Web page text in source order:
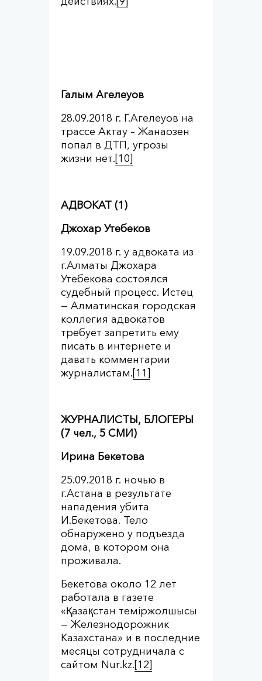
Галым Агелеуов
28.09.2018 г. Г.Агелеуов на
трассе Актау – Жанаозен
попал в ДТП, угрозы
жизни нет.[10]
АДВОКАТ (1)
Джохар Утебеков
19.09.2018 г. у адвоката из
г.Алматы Джохара
Утебекова состоялся
судебный процесс. Истец
— Алматинская городская
коллегия адвокатов
требует запретить ему
писать в интернете и
давать комментарии
журналистам.[11]
ЖУРНАЛИСТЫ, БЛОГЕРЫ
(7 чел., 5 СМИ)
Ирина Бекетова
25.09.2018 г. ночью в
г.Астана в результате
нападения убита
И.Бекетова. Тело
обнаружено у подъезда
дома, в котором она
проживала.
Бекетова около 12 лет
работала в газете
«Қазақстан теміржолшысы
— Железнодорожник
Казахстана» и в последние
месяцы сотрудничала с
сайтом Nur.kz.[12]